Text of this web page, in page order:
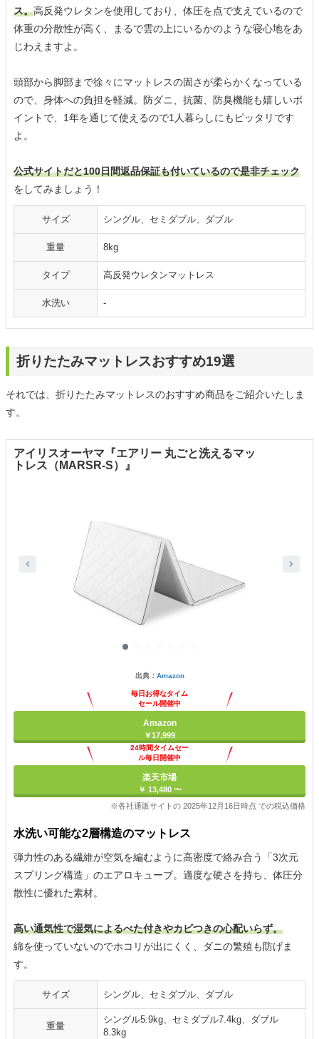
ス。高反発ウレタンを使用しており、体圧を点で支えているので
体重の分散性が高く、まるで雲の上にいるかのような寝心地をあ
じわえますよ。
頭部から脚部まで徐々にマットレスの固さが柔らかくなっている
ので、身体への負担を軽減。防ダニ、抗菌、防臭機能も嬉しいポ
イントで、1年を通じて使えるので1人暮らしにもピッタリです
よ。
公式サイトだと100日間返品保証も付いているので是非チェック
をしてみましょう！
サイズ シングル、セミダブル、ダブル
重量 8kg
タイプ 高反発ウレタンマットレス
水洗い -
折りたたみマットレスおすすめ19選
それでは、折りたたみマットレスのおすすめ商品をご紹介いたしま
す。
アイリスオーヤマ『エアリー 丸ごと洗えるマッ
トレス（MARSR-S）』
出典： Amazon
毎日お得なタイム
セール開催中
Amazon
￥17,999
24時間タイムセー
ル毎日開催中
楽天市場
￥ 13,480 〜
※各社通販サイトの 2025年12月16日時点 での税込価格
水洗い可能な2層構造のマットレス
弾力性のある繊維が空気を編むように高密度で絡み合う「3次元
スプリング構造」のエアロキューブ。適度な硬さを持ち、体圧分
散性に優れた素材。
高い通気性で湿気によるべた付きやカビつきの心配いらず。
綿を使っていないのでホコリが出にくく、ダニの繁殖も防げま
す。
サイズ シングル、セミダブル、ダブル
重量
シングル5.9kg、セミダブル7.4kg、ダブル
8.3kg